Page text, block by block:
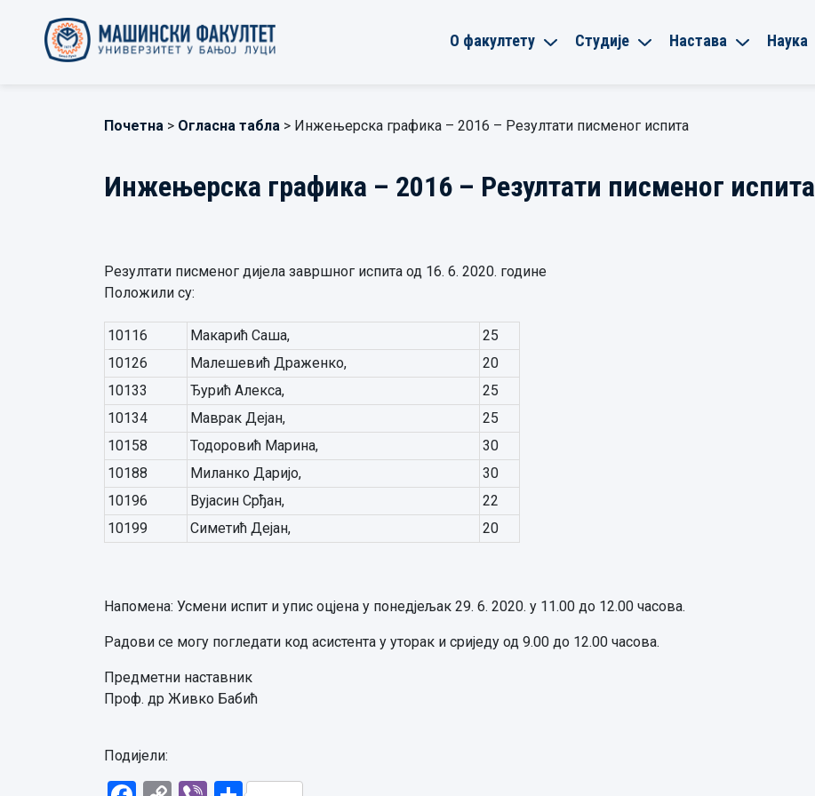
О факултету Студије Настава Наука
Почетна > Огласна табла > Инжењерска графика – 2016 – Резултати писменог испита
Инжењерска графика – 2016 – Резултати писменог испита
Резултати писменог дијела завршног испита од 16. 6. 2020. године
Положили су:
10116 Макарић Саша,
25
10126
Малешевић Драженко,
20
10133
Ђурић Алекса,
25
10134
Маврак Дејан,
25
10158
Тодоровић Марина,
30
10188
Миланко Даријо,
30
10196
Вујасин Срђан,
22
10199
Симетић Дејан, 20
Напомена: Усмени испит и упис оцјена у понедјељак 29. 6. 2020. у 11.00 до 12.00 часова.
Радови се могу погледати код асистента у уторак и сриједу од 9.00 до 12.00 часова.
Предметни наставник
Проф. др Живко Бабић
Подијели: